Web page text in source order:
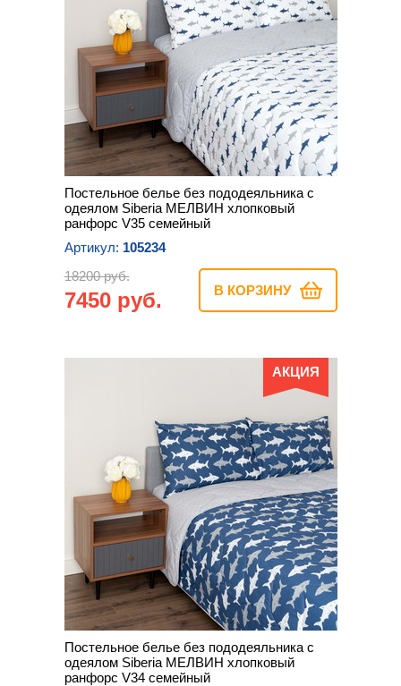
Постельное белье без пододеяльника с
одеялом Siberia МЕЛВИН хлопковый
ранфорс V35 семейный
Артикул: 105234
18200 руб.
7450 руб. В КОРЗИНУ
АКЦИЯ
Постельное белье без пододеяльника с
одеялом Siberia МЕЛВИН хлопковый
ранфорс V34 семейный